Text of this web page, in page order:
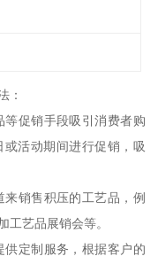
：
促销手段吸引消费者购
活动期间进行促销，吸
销售积压的工艺品，例
工艺品展销会等。
定制服务，根据客户的